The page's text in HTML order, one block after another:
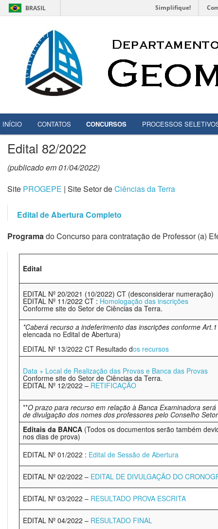
BRASIL Simplifique!
INÍCIO CONTATOS CONCURSOS PROCESSOS
Edital 82/2022
(publicado em 01/04/2022)
Site PROGEPE | Site Setor deCiências da Terra
Edital de Abertura Completo
Programado Concurso para contratação de Professor (a)
Edital
EDITAL Nº 20/2021 (10/2022) CT (desconsiderar numeração)
EDITAL Nº 11/2022 CT : Homologação das inscrições
Conforme site do Setor de Ciências da Terra.
*Caberá recurso a indeferimento das inscrições conforme
elencada no Edital de Abertura)
EDITAL Nº 13/2022 CT Resultado dos recursos
Data + Local de Realização das Provas e Banca das Provas
Conforme site do Setor de Ciências da Terra.
EDITAL Nº 12/2022 – RETIFICAÇÃO
**O prazo para recurso em relação à Banca Examinadora
de divulgação dos nomes dos professores pelo Conselho
Editais da BANCA (Todos os documentos serão também
nos dias de prova)
EDITAL Nº 01/2022 : Edital de Sessão de Abertura
EDITAL Nº 02/2022 – EDITAL DE DIVULGAÇÃO DO
EDITAL Nº 03/2022 – RESULTADO PROVA ESCRITA
EDITAL Nº 04/2022 – RESULTADO FINAL